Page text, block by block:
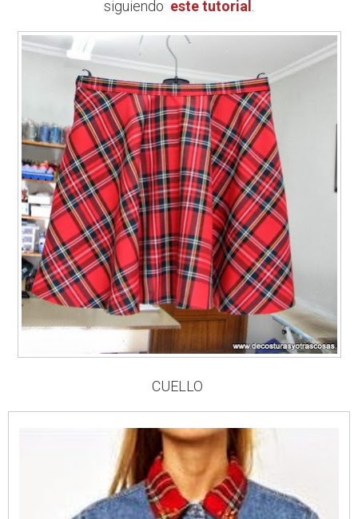
siguiendo este tutorial .
CUELLO